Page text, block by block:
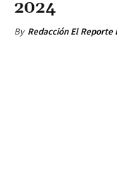
2024
By Redacción El Reporte